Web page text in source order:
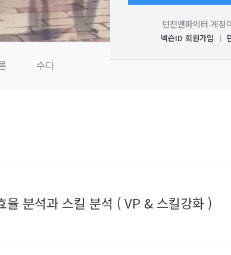
던전앤파이터 계정
넥슨ID 회원가입
수다
분석과 스킬 분석 ( VP & 스킬강화 )